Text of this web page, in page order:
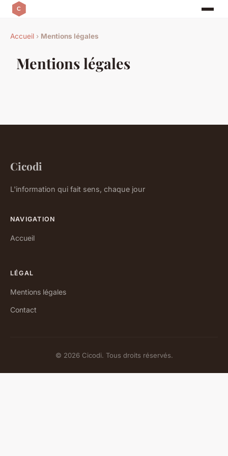
Accueil › Mentions légales
Mentions légales
Cicodi
L'information qui fait sens, chaque jour
NAVIGATION
Accueil
LÉGAL
Mentions légales
Contact
© 2026 Cicodi. Tous droits réservés.